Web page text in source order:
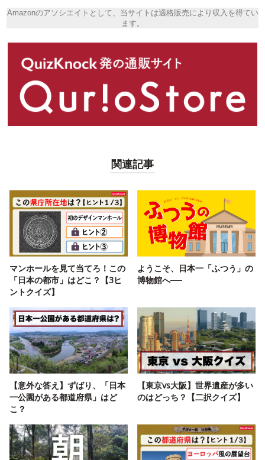
Amazonのアソシエイトとして、当サイトは適格販売により収入を得てい
ます。
関連記事
マンホールを見て当てろ！この
「日本の都市」はどこ？【3ヒ
ントクイズ】
ようこそ、日本一「ふつう」の
博物館へ──
【意外な答え】ずばり、「日本
一公園がある都道府県」はど
こ？
【東京vs大阪】世界遺産が多い
のはどっち？【二択クイズ】